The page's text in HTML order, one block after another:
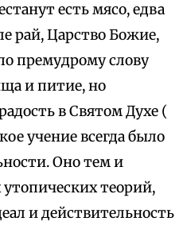
есть мясо, едва
рай, Царство Божие,
премудрому слову
и питие, но
в Святом Духе (
учение всегда было
Оно тем и
теорий,
и действительность